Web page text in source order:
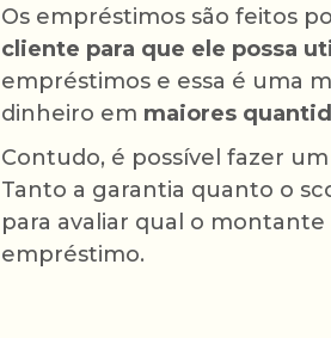
Os empréstimos são feitos
cliente para que ele possa
empréstimos e essa é uma
dinheiro em maiores
Contudo, é possível fazer
Tanto a garantia quanto o
para avaliar qual o
empréstimo.